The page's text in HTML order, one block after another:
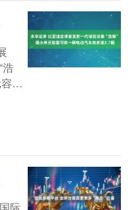
浩
量
际